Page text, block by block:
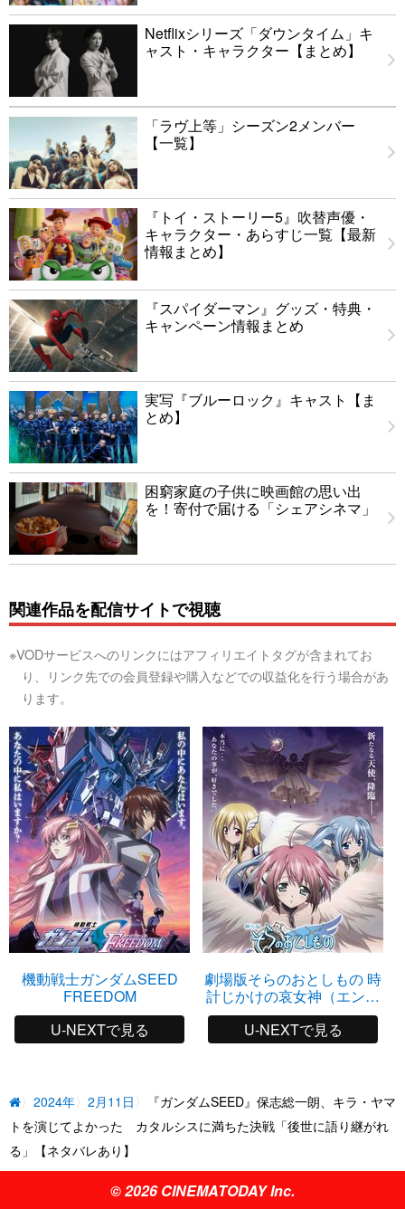
Netflixシリーズ「ダウンタイム」キ
ャスト・キャラクター【まとめ】
「ラヴ上等」シーズン2メンバー
【一覧】
『トイ・ストーリー5』吹替声優・
キャラクター・あらすじ一覧【最新
情報まとめ】
『スパイダーマン』グッズ・特典・
キャンペーン情報まとめ
実写『ブルーロック』キャスト【ま
とめ】
困窮家庭の子供に映画館の思い出
を！寄付で届ける「シェアシネマ」
関連作品を配信サイトで視聴
※VODサービスへのリンクにはアフィリエイトタグが含まれてお
り、リンク先での会員登録や購入などでの収益化を行う場合があ
ります。
機動戦士ガンダムSEED
FREEDOM
U-NEXTで見る
劇場版そらのおとしもの 時
計じかけの哀女神（エンジ
ェロイド）
U-NEXTで見る
2024年 2月11日
『ガンダムSEED』保志総一朗、キラ・ヤマ
トを演じてよかった カタルシスに満ちた決戦「後世に語り継がれ
る」【ネタバレあり】
© 2026 CINEMATODAY Inc.